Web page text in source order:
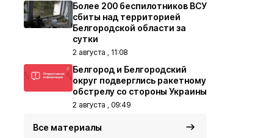
Более 200 беспилотников ВСУ
сбиты над территорией
Белгородской области за
сутки
2 августа , 11:08
Белгород и Белгородский
округ подверглись ракетному
обстрелу со стороны Украины
2 августа , 09:49
Все материалы